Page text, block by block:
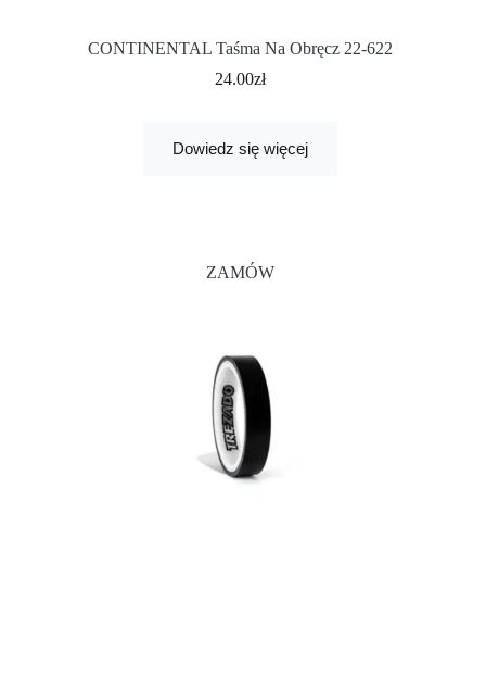
CONTINENTAL Taśma Na Obręcz 22-622
24.00zł
Dowiedz się więcej
ZAMÓW